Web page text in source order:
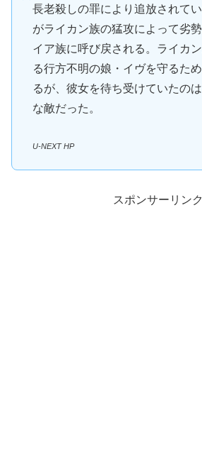
長老殺しの罪により追放されて
がライカン族の猛攻によって劣
イア族に呼び戻される。ライカ
る行方不明の娘・イヴを守るた
るが、彼女を待ち受けていたの
な敵だった。
U-NEXT HP
スポンサーリンク